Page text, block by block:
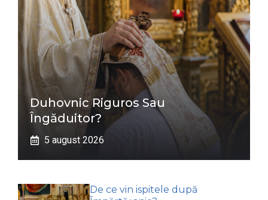
Duhovnic Riguros Sau
Îngăduitor?
5 august 2026
De ce vin ispitele după